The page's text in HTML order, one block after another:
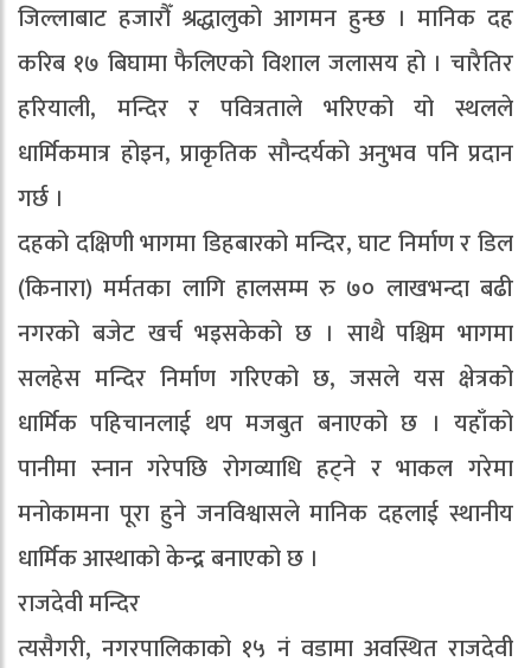
जिल्लाबाट हजारौँ श्रद्धालुको आगमन हुन्छ । मानिक दह
करिब १७ बिघामा फैलिएको विशाल जलासय हो । चारैतिर
हरियाली, मन्दिर र पवित्रताले भरिएको यो स्थलले
धार्मिकमात्र होइन, प्राकृतिक सौन्दर्यको अनुभव पनि प्रदान
गर्छ ।
दहको दक्षिणी भागमा डिहबारको मन्दिर, घाट निर्माण र डिल
(किनारा) मर्मतका लागि हालसम्म रु ७० लाखभन्दा बढी
नगरको बजेट खर्च भइसकेको छ । साथै पश्चिम भागमा
सलहेस मन्दिर निर्माण गरिएको छ, जसले यस क्षेत्रको
धार्मिक पहिचानलाई थप मजबुत बनाएको छ । यहाँको
पानीमा स्नान गरेपछि रोगव्याधि हट्ने र भाकल गरेमा
मनोकामना पूरा हुने जनविश्वासले मानिक दहलाई स्थानीय
धार्मिक आस्थाको केन्द्र बनाएको छ ।
राजदेवी मन्दिर
त्यसैगरी, नगरपालिकाको १५ नं वडामा अवस्थित राजदेवी